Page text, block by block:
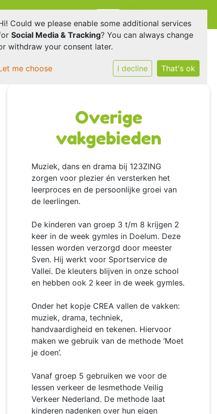
Overige
vakgebieden
Muziek, dans en drama bij 123ZING
zorgen voor plezier én versterken het
leerproces en de persoonlijke groei van
de leerlingen.
De kinderen van groep 3 t/m 8 krijgen 2
keer in de week gymles in Doelum. Deze
lessen worden verzorgd door meester
Sven. Hij werkt voor Sportservice de
Vallei. De kleuters blijven in onze school
en hebben ook 2 keer in de week gymles.
Onder het kopje CREA vallen de vakken:
muziek, drama, techniek,
handvaardigheid en tekenen. Hiervoor
maken we gebruik van de methode ‘Moet
je doen’.
Vanaf groep 5 gebruiken we voor de
lessen verkeer de lesmethode Veilig
Verkeer Nederland. De methode laat
kinderen nadenken over hun eigen
Could we please enable some additional services
Social Media & Tracking? You can always change
withdraw your consent later.
me choose I decline That's ok